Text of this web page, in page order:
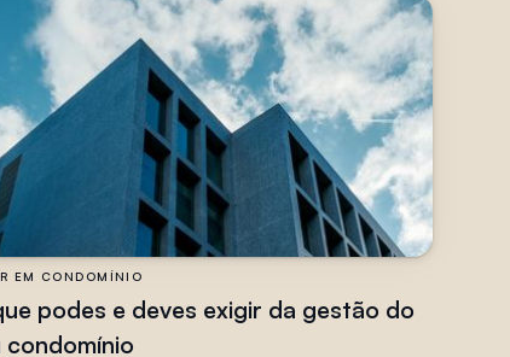
EM CONDOMÍNIO
podes e deves exigir da gestão do
condomínio